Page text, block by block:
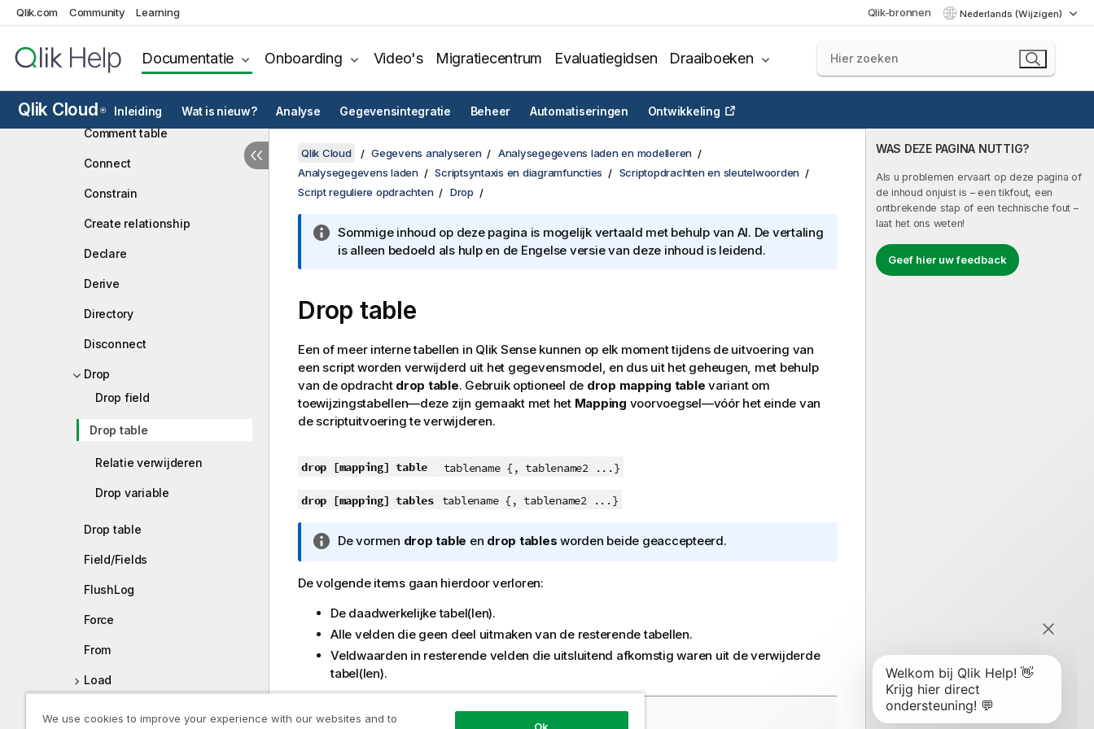
Qlik.com Community Learning Qlik-bronnen Nederlands (Wijzigen)
Documentatie Onboarding Video's Migratiecentrum Evaluatiegidsen Draaiboeken
Qlik Cloud ® Inleiding Wat is nieuw? Analyse Gegevensintegratie Beheer Automatiseringen Ontwikkeling
Alias
Binary
Comment field
Comment table
Connect
Constrain
Create relationship
Declare
Derive
Directory
Disconnect
Drop
Drop field
Drop table
Relatie verwijderen
Drop variable
Drop table
Field/Fields
FlushLog
Force
From
Load
WAS DEZE PAGINA NUTTIG?
Als u problemen ervaart op deze pagina of
de inhoud onjuist is – een tikfout, een
ontbrekende stap of een technische fout –
laat het ons weten!
Geef hier uw feedback
Qlik Cloud Gegevens analyseren
Analysegegevens laden en modelleren
Analysegegevens laden
Scriptsyntaxis en diagramfuncties
Scriptopdrachten en sleutelwoorden
Script reguliere opdrachten
Drop
Sommige inhoud op deze pagina is mogelijk vertaald met behulp van AI. De vertaling
is alleen bedoeld als hulp en de Engelse versie van deze inhoud is leidend.
Drop table
Een of meer interne tabellen in Qlik Sensekunnen op elk moment tijdens de uitvoering van
een script worden verwijderd uit het gegevensmodel, en dus uit het geheugen, met behulp
van de opdracht drop table. Gebruik optioneel de drop mapping table variant om
toewijzingstabellen—deze zijn gemaakt met het Mapping voorvoegsel—vóór het einde van
de scriptuitvoering te verwijderen.
drop [mapping] table tablename {, tablename2 ...}
drop [mapping] tables tablename {, tablename2 ...}
I
o
r
m
a
De vormen drop table en drop tables worden beide geaccepteerd.
De volgende items gaan hierdoor verloren:
De daadwerkelijke tabel(len).
Alle velden die geen deel uitmaken van de resterende tabellen.
Veldwaarden in resterende velden die uitsluitend afkomstig waren uit de verwijderde
tabel(len).
Voorbeelden en resultaten:
We use cookies to improve your experience with our websites and to